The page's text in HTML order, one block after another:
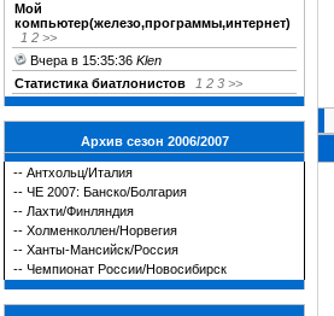
Мой
компьютер(железо,программы,интернет)
1 2 >>
Вчера в 15:35:36 Klen
Статистика биатлонистов
1 2 3 >>
Архив сезон 2006/2007
-- Антхольц/Италия
-- ЧЕ 2007: Банско/Болгария
-- Лахти/Финляндия
-- Холменколлен/Норвегия
-- Ханты-Мансийск/Россия
-- Чемпионат России/Новосибирск